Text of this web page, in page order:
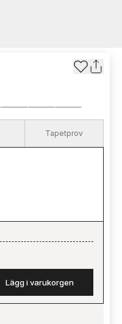
Tapetprov
Lägg i varukorgen